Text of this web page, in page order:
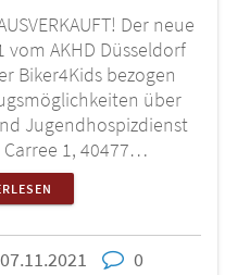
Der neue
vom AKHD Düsseldorf
Biker4Kids bezogen
über
Jugendhospizdienst
1, 40477…
07.11.2021 0